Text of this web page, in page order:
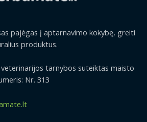
pajėgas į aptarnavimo kokybę, greiti
produktus.
tarnybos suteiktas maisto
Nr. 313